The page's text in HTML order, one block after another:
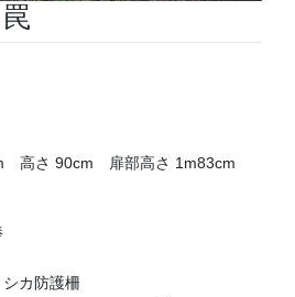
高さ 90cm 扉部高さ 1m83cm
カ防護柵